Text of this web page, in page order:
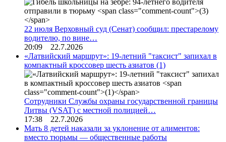
22 июля Верховный суд (Сенат) сообщил: престарелому
водителю, по вине…
20:09 22.7.2026
«Латвийский маршрут»: 19-летний "таксист" запихал в
компактный кроссовер шесть азиатов (1)
Сотрудники Службы охраны государственной границы
Литвы (VSAT) с местной полицией…
17:38 22.7.2026
Мать 8 детей наказали за уклонение от алиментов:
вместо тюрьмы — общественные работы